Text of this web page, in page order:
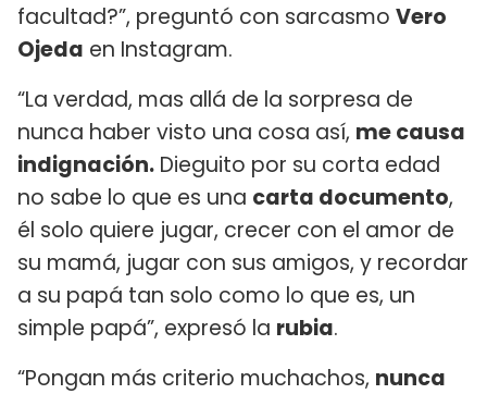
facultad?”, preguntó con sarcasmo Vero
Ojeda en Instagram.
“La verdad, mas allá de la sorpresa de
nunca haber visto una cosa así, me causa
indignación. Dieguito por su corta edad
no sabe lo que es una carta documento,
él solo quiere jugar, crecer con el amor de
su mamá, jugar con sus amigos, y recordar
a su papá tan solo como lo que es, un
simple papá”, expresó la rubia.
“Pongan más criterio muchachos, nunca